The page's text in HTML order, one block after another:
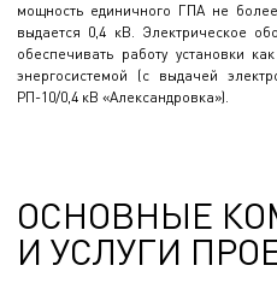
мощность единичного ГПА не
выдается 0,4 кВ. Электрическое
обеспечивать работу установки
энергосистемой (с выдачей
РП-10/0,4 кВ «Александровка»).
ОСНОВНЫЕ
И УСЛУГИ